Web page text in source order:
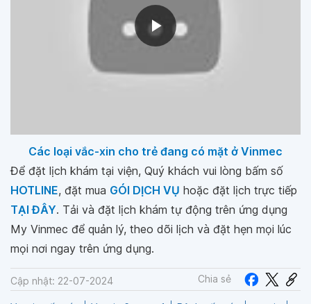
Các loại vắc-xin cho trẻ đang có mặt ở Vinmec
Để đặt lịch khám tại viện, Quý khách vui lòng bấm số
HOTLINE, đặt mua GÓI DỊCH VỤ hoặc đặt lịch trực tiếp
TẠI ĐÂY. Tải và đặt lịch khám tự động trên ứng dụng
My Vinmec để quản lý, theo dõi lịch và đặt hẹn mọi lúc
mọi nơi ngay trên ứng dụng.
Cập nhật: 22-07-2024 Chia sẻ